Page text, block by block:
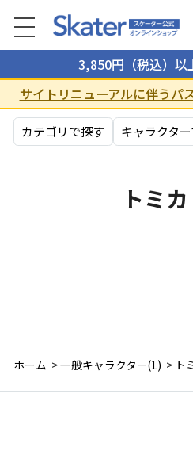
3,850円（税込）以
サイトリニューアルに伴うパ
カテゴリで探す キャラクタ
トミ
ホーム >一般キャラクター(1) > ト